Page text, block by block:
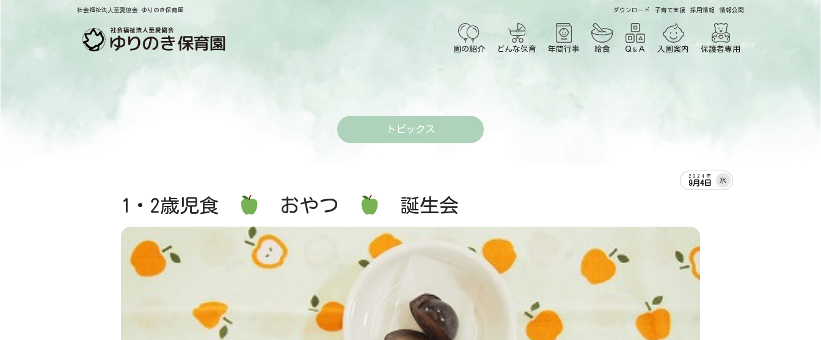
社会福祉法⼈⾄愛協会 ゆりのき保育園 ダウンロード 子育て支援 採用情報 情報公開
園の紹介 どんな保育 年間行事 給食 Ｑ ＆ Ａ 入園案内 保護者専用
トピックス
2024年
9月4日 水
1・2歳児食 おやつ 誕生会